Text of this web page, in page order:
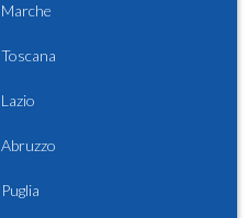
Marche
Toscana
Lazio
Abruzzo
Puglia